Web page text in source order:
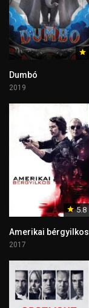
Dumbó
2019
5.8
Amerikai bérgyilkos
2017